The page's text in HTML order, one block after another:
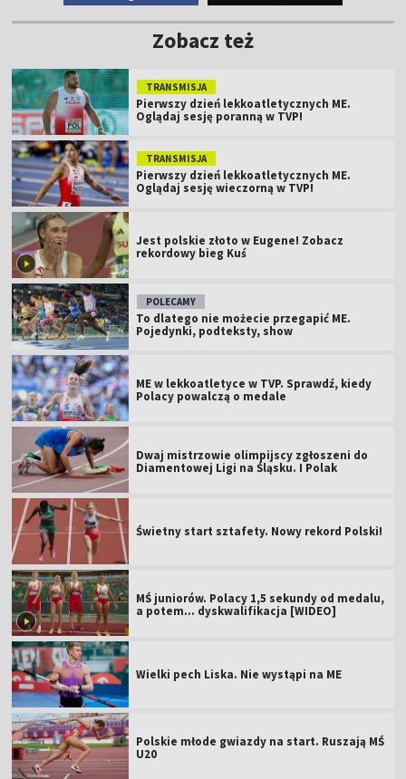
Zobacz też
TRANSMISJA
Pierwszy dzień lekkoatletycznych ME.
Oglądaj sesję poranną w TVP!
TRANSMISJA
Pierwszy dzień lekkoatletycznych ME.
Oglądaj sesję wieczorną w TVP!
Jest polskie złoto w Eugene! Zobacz
rekordowy bieg Kuś
POLECAMY
To dlatego nie możecie przegapić ME.
Pojedynki, podteksty, show
ME w lekkoatletyce w TVP. Sprawdź, kiedy
Polacy powalczą o medale
Dwaj mistrzowie olimpijscy zgłoszeni do
Diamentowej Ligi na Śląsku. I Polak
Świetny start sztafety. Nowy rekord Polski!
MŚ juniorów. Polacy 1,5 sekundy od medalu,
a potem... dyskwalifikacja [WIDEO]
Wielki pech Liska. Nie wystąpi na ME
Polskie młode gwiazdy na start. Ruszają MŚ
U20